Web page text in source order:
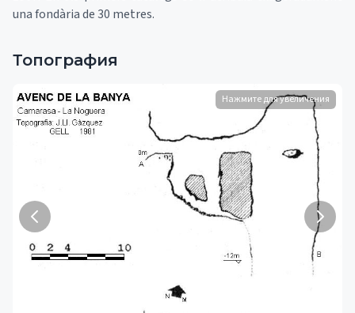
una fondària de 30 metres.
Топография
Нажмите для увеличения